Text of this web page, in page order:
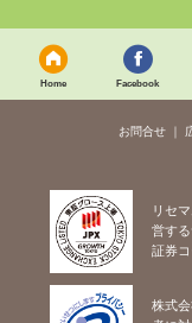
Home Facebook
お問合せ
リセ
営する
証券
株式